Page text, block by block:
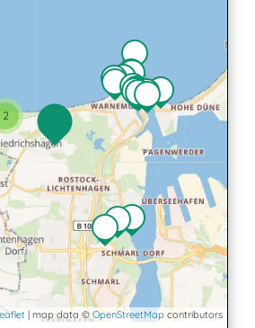
2
| map data © OpenStreetMap contributors